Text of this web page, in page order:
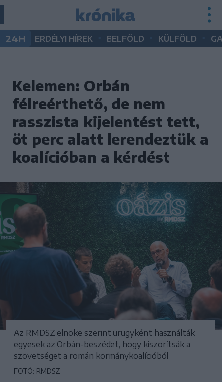
24H ERDÉLYI HÍREK BELFÖLD KÜLFÖLD
Kelemen: Orbán
félreérthető, de nem
rasszista kijelentést tett,
öt perc alatt lerendeztük a
koalícióban a kérdést
Az RMDSZ elnöke szerint ürügyként használták
egyesek az Orbán-beszédet, hogy kiszorítsák a
szövetséget a román kormánykoalícióból
FOTÓ: RMDSZ